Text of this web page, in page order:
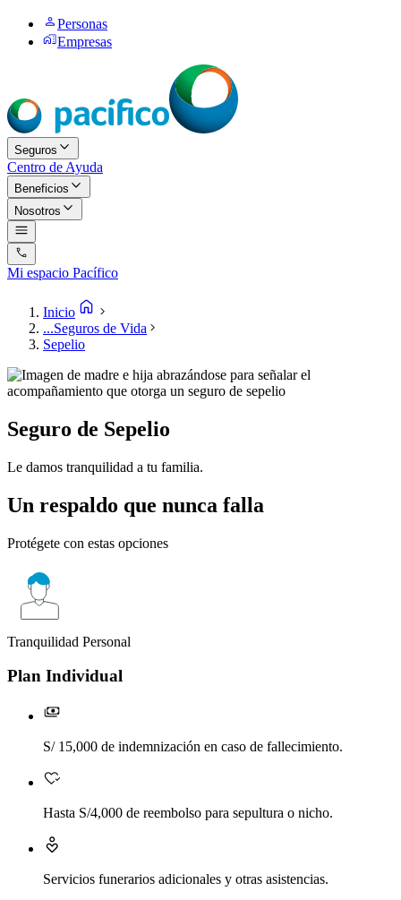
Personas
Empresas
Seguros
Centro de Ayuda
Beneficios
Nosotros
Mi espacio Pacífico
Inicio
...Seguros de Vida
Sepelio
Seguro de Sepelio
Le damos tranquilidad a tu familia.
Un respaldo que nunca falla
Protégete con estas opciones
Tranquilidad Personal
Plan Individual
S/ 15,000 de indemnización en caso de fallecimiento.
Hasta S/4,000 de reembolso para sepultura o nicho.
Servicios funerarios adicionales y otras asistencias.